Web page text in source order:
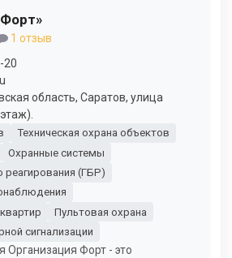
1 отзыв
20
область, Саратов, улица
Техническая охрана объектов
Охранные системы
реагирования (ГБР)
Пультовая охрана
сигнализации
Организация Форт - это